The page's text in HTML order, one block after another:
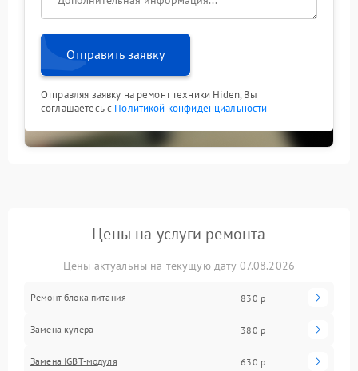
Отправить заявку
Отправляя заявку на ремонт техники Hiden, Вы
соглашаетесь с Политикой конфиденциальности
Цены на услуги ремонта
Цены актуальны на текущую дату 07.08.2026
Ремонт блока питания 830 р
Замена кулера 380 р
Замена IGBT-модуля 630 р